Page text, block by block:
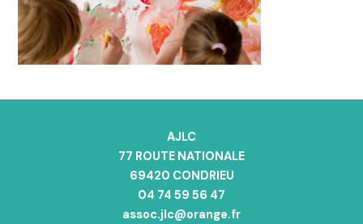
AJLC
77 ROUTE NATIONALE
69420 CONDRIEU
04 74 59 56 47
assoc.jlc@orange.fr